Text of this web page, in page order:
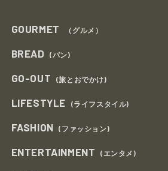
GOURMET （グルメ）
BREAD (パン)
GO-OUT (旅とおでかけ)
LIFESTYLE (ライフスタイル)
FASHION (ファッション)
ENTERTAINMENT (エンタメ)